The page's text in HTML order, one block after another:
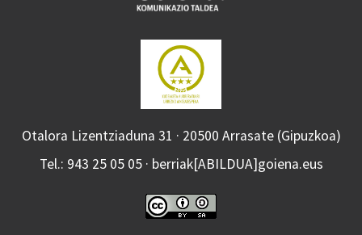
Otalora Lizentziaduna 31 · 20500 Arrasate (Gipuzkoa)
Tel.: 943 25 05 05 · berriak[ABILDUA]goiena.eus